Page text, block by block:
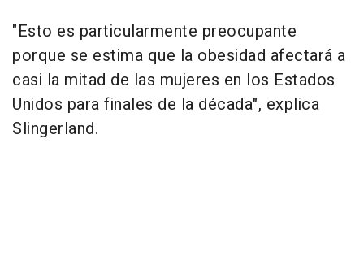
"Esto es particularmente preocupante
porque se estima que la obesidad afectará a
casi la mitad de las mujeres en los Estados
Unidos para finales de la década", explica
Slingerland.